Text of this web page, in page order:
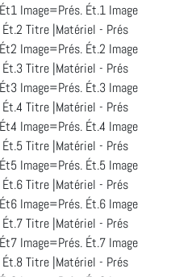
Image=Prés. Ét.1 Image
Titre |Matériel - Prés
Image=Prés. Ét.2 Image
Titre |Matériel - Prés
Image=Prés. Ét.3 Image
Titre |Matériel - Prés
Image=Prés. Ét.4 Image
Titre |Matériel - Prés
Image=Prés. Ét.5 Image
Titre |Matériel - Prés
Image=Prés. Ét.6 Image
Titre |Matériel - Prés
Image=Prés. Ét.7 Image
Titre |Matériel - Prés